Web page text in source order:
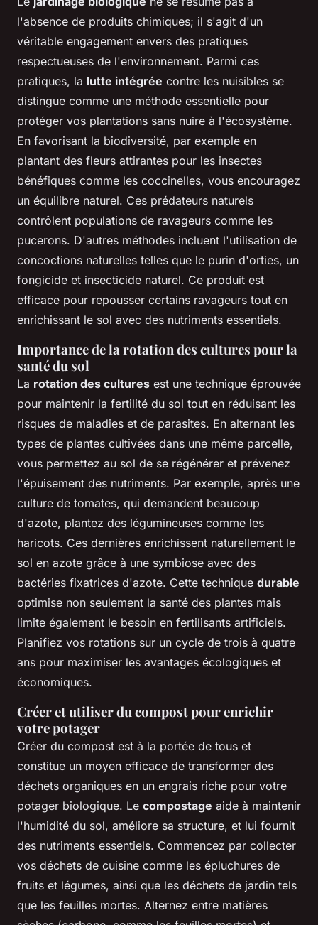
l'absence de produits chimiques; il s'agit d'un
véritable engagement envers des pratiques
respectueuses de l'environnement. Parmi ces
pratiques, la lutte intégrée contre les nuisibles se
distingue comme une méthode essentielle pour
protéger vos plantations sans nuire à l'écosystème.
En favorisant la biodiversité, par exemple en
plantant des fleurs attirantes pour les insectes
bénéfiques comme les coccinelles, vous encouragez
un équilibre naturel. Ces prédateurs naturels
contrôlent populations de ravageurs comme les
pucerons. D'autres méthodes incluent l'utilisation de
concoctions naturelles telles que le purin d'orties, un
fongicide et insecticide naturel. Ce produit est
efficace pour repousser certains ravageurs tout en
enrichissant le sol avec des nutriments essentiels.
Importance de la rotation des cultures pour la
santé du sol
La rotation des cultures est une technique éprouvée
pour maintenir la fertilité du sol tout en réduisant les
risques de maladies et de parasites. En alternant les
types de plantes cultivées dans une même parcelle,
vous permettez au sol de se régénérer et prévenez
l'épuisement des nutriments. Par exemple, après une
culture de tomates, qui demandent beaucoup
d'azote, plantez des légumineuses comme les
haricots. Ces dernières enrichissent naturellement le
sol en azote grâce à une symbiose avec des
bactéries fixatrices d'azote. Cette technique durable
optimise non seulement la santé des plantes mais
limite également le besoin en fertilisants artificiels.
Planifiez vos rotations sur un cycle de trois à quatre
ans pour maximiser les avantages écologiques et
économiques.
Créer et utiliser du compost pour enrichir
votre potager
Créer du compost est à la portée de tous et
constitue un moyen efficace de transformer des
déchets organiques en un engrais riche pour votre
potager biologique. Le compostage aide à maintenir
l'humidité du sol, améliore sa structure, et lui fournit
des nutriments essentiels. Commencez par collecter
vos déchets de cuisine comme les épluchures de
fruits et légumes, ainsi que les déchets de jardin tels
que les feuilles mortes. Alternez entre matières